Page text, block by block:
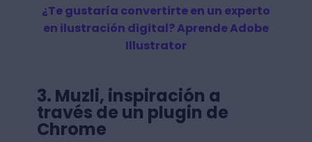
¿Te gustaría convertirte en un experto
en ilustración digital? Aprende Adobe
Illustrator
3. Muzli, inspiración a
través de un plugin de
Chrome